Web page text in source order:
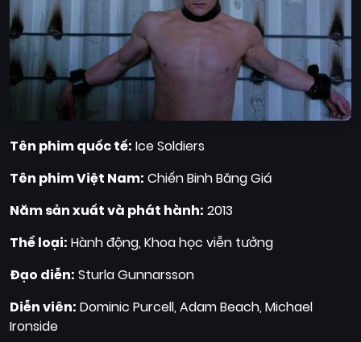
Tên phim quốc tế: Ice Soldiers
Tên phim Việt Nam: Chiến Binh Băng Giá
Năm sản xuất và phát hành: 2013
Thể loại: Hành động, Khoa học viễn tưởng
Đạo diễn: Sturla Gunnarsson
Diễn viên: Dominic Purcell, Adam Beach, Michael
Ironside